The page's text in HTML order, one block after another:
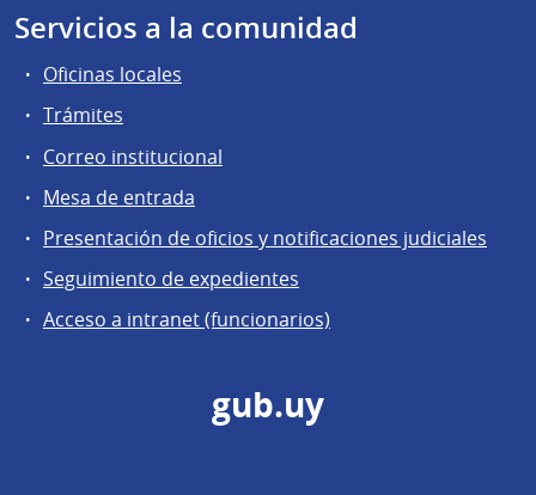
Servicios a la comunidad
Oficinas locales
Trámites
Correo institucional
Mesa de entrada
Presentación de oficios y notificaciones judiciales
Seguimiento de expedientes
Acceso a intranet (funcionarios)
gub.uy